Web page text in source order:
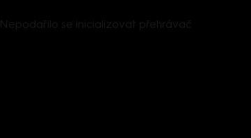
Nepodařilo se inicializovat přehrávač